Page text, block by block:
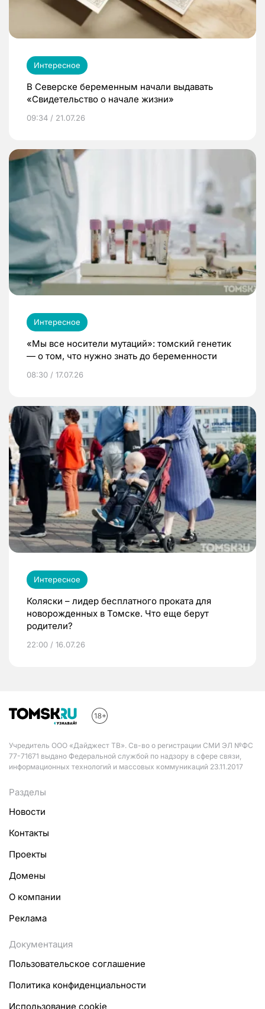
Интересное
В Северске беременным начали выдавать
«Свидетельство о начале жизни»
09:34 / 21.07.26
Интересное
«Мы все носители мутаций»: томский генетик
— о том, что нужно знать до беременности
08:30 / 17.07.26
Интересное
Коляски – лидер бесплатного проката для
новорожденных в Томске. Что еще берут
родители?
22:00 / 16.07.26
Учредитель ООО «Дайджест ТВ». Св-во о регистрации СМИ ЭЛ №ФС
77-71671 выдано Федеральной службой по надзору в сфере связи,
информационных технологий и массовых коммуникаций 23.11.2017
Разделы
Новости
Контакты
Проекты
Домены
О компании
Реклама
Документация
Пользовательское соглашение
Политика конфиденциальности
Использование cookie